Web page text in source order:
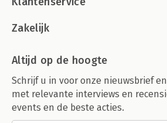
Zakelijk
Altijd op de hoogte
Schrijf u in voor onze nieuwsbrief
met relevante interviews en
events en de beste acties.